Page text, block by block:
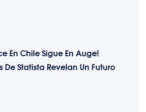
En Chile Sigue En Auge!
De Statista Revelan Un Futuro